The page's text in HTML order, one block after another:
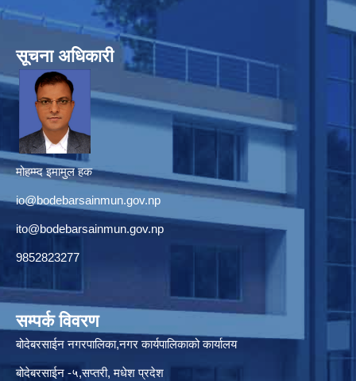
सूचना अधिकारी
मोहम्म्द इमामुल हक
io@bodebarsainmun.gov.np
ito@bodebarsainmun.gov.np
9852823277
सम्पर्क विवरण
बोदेबरसाईन नगरपालिका,नगर कार्यपालिकाको कार्यालय
बोदेबरसाईन -५,सप्तरी, मधेश प्रदेश